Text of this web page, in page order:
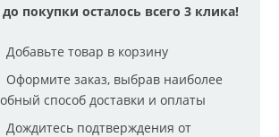
покупки осталось всего 3 клика!
Добавьте товар в корзину
Оформите заказ, выбрав наиболее
способ доставки и оплаты
Дождитесь подтверждения от